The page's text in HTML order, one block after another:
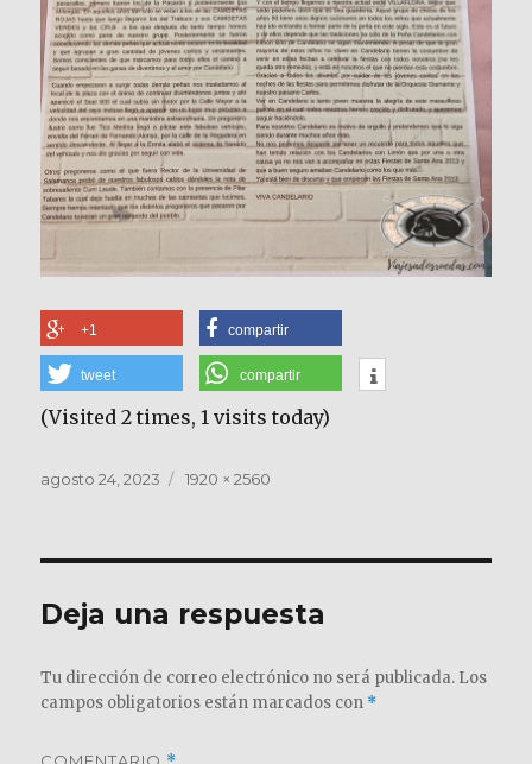
+1 compartir
tweet compartir
(Visited 2 times, 1 visits today)
Publicado
agosto 24, 2023
Tamaño
1920 × 2560
Deja una respuesta
Tu dirección de correo electrónico no será publicada. Los
campos obligatorios están marcados con *
COMENTARIO